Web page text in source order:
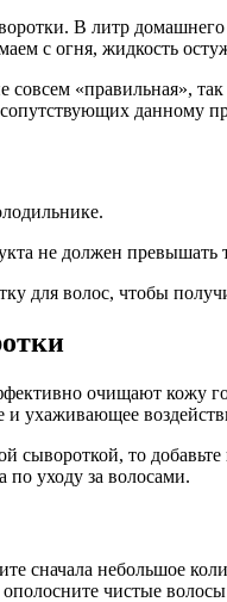
В литр
с огня, жидкость
«правильная»,
данному
не должен превышать
для волос, чтобы
очищают кожу
ухаживающее
то
уходу за волосами.
сначала небольшое
чистые